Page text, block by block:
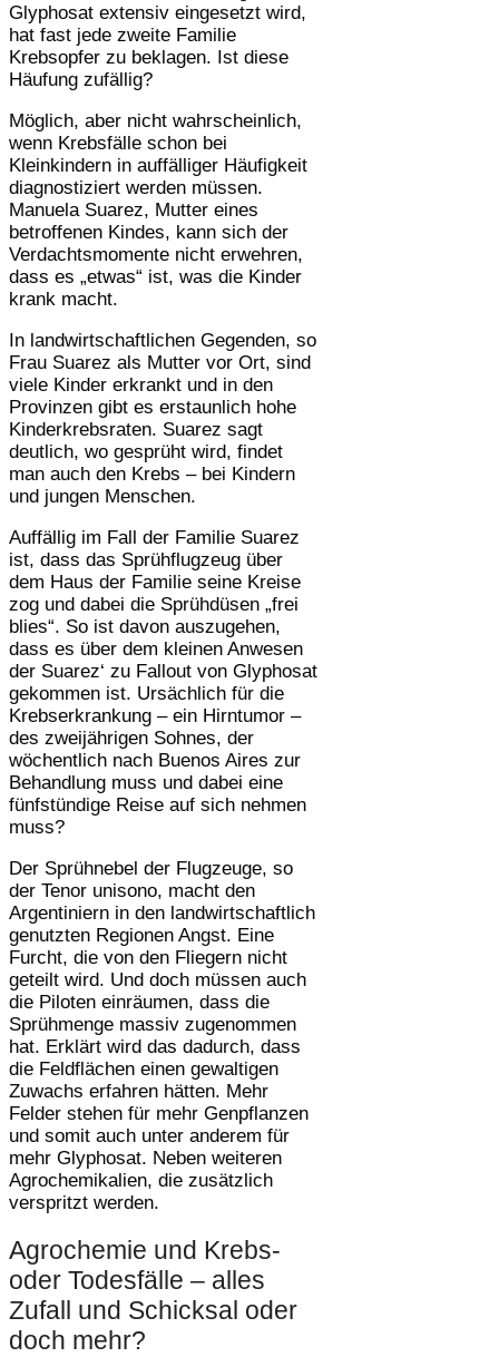
Glyphosat extensiv eingesetzt wird,
hat fast jede zweite Familie
Krebsopfer zu beklagen. Ist diese
Häufung zufällig?
Möglich, aber nicht wahrscheinlich,
wenn Krebsfälle schon bei
Kleinkindern in auffälliger Häufigkeit
diagnostiziert werden müssen.
Manuela Suarez, Mutter eines
betroffenen Kindes, kann sich der
Verdachtsmomente nicht erwehren,
dass es „etwas“ ist, was die Kinder
krank macht.
In landwirtschaftlichen Gegenden, so
Frau Suarez als Mutter vor Ort, sind
viele Kinder erkrankt und in den
Provinzen gibt es erstaunlich hohe
Kinderkrebsraten. Suarez sagt
deutlich, wo gesprüht wird, findet
man auch den Krebs – bei Kindern
und jungen Menschen.
Auffällig im Fall der Familie Suarez
ist, dass das Sprühflugzeug über
dem Haus der Familie seine Kreise
zog und dabei die Sprühdüsen „frei
blies“. So ist davon auszugehen,
dass es über dem kleinen Anwesen
der Suarez‘ zu Fallout von Glyphosat
gekommen ist. Ursächlich für die
Krebserkrankung – ein Hirntumor –
des zweijährigen Sohnes, der
wöchentlich nach Buenos Aires zur
Behandlung muss und dabei eine
fünfstündige Reise auf sich nehmen
muss?
Der Sprühnebel der Flugzeuge, so
der Tenor unisono, macht den
Argentiniern in den landwirtschaftlich
genutzten Regionen Angst. Eine
Furcht, die von den Fliegern nicht
geteilt wird. Und doch müssen auch
die Piloten einräumen, dass die
Sprühmenge massiv zugenommen
hat. Erklärt wird das dadurch, dass
die Feldflächen einen gewaltigen
Zuwachs erfahren hätten. Mehr
Felder stehen für mehr Genpflanzen
und somit auch unter anderem für
mehr Glyphosat. Neben weiteren
Agrochemikalien, die zusätzlich
verspritzt werden.
Agrochemie und Krebs-
oder Todesfälle – alles
Zufall und Schicksal oder
doch mehr?